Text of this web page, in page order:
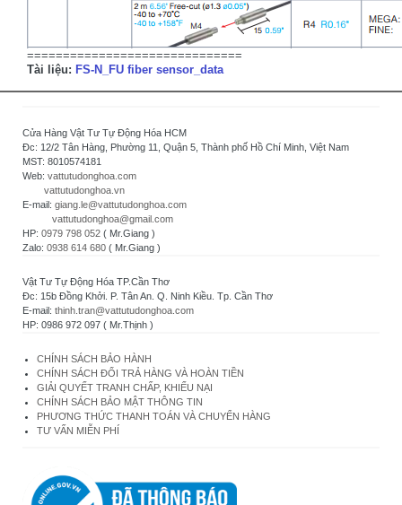
==============================
Tài liệu: FS-N_FU fiber sensor_data
Cửa Hàng Vật Tư Tự Động Hóa HCM
Đc: 12/2 Tân Hàng, Phường 11, Quận 5, Thành phố Hồ Chí Minh, Việt Nam
MST: 8010574181
Web: vattutudonghoa.com
vattutudonghoa.vn
E-mail: giang.le@vattutudonghoa.com
vattutudonghoa@gmail.com
HP: 0979 798 052 ( Mr.Giang )
Zalo: 0938 614 680 ( Mr.Giang )
Vật Tư Tự Động Hóa TP.Cần Thơ
Đc: 15b Đồng Khởi. P. Tân An. Q. Ninh Kiều. Tp. Cần Thơ
E-mail: thinh.tran@vattutudonghoa.com
HP: 0986 972 097 ( Mr.Thịnh )
CHÍNH SÁCH BẢO HÀNH
CHÍNH SÁCH ĐỔI TRẢ HÀNG VÀ HOÀN TIỀN
GIẢI QUYẾT TRANH CHẤP, KHIẾU NẠI
CHÍNH SÁCH BẢO MẬT THÔNG TIN
PHƯƠNG THỨC THANH TOÁN VÀ CHUYỂN HÀNG
TƯ VẤN MIỄN PHÍ